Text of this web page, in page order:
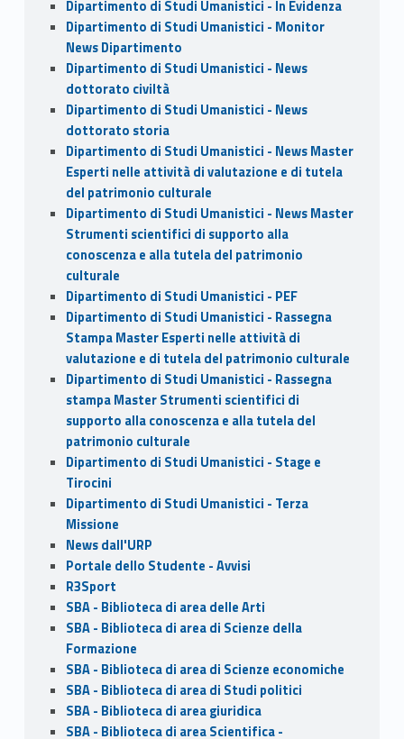
Dipartimento di Studi Umanistici - In Evidenza
Dipartimento di Studi Umanistici - Monitor
News Dipartimento
Dipartimento di Studi Umanistici - News
dottorato civiltà
Dipartimento di Studi Umanistici - News
dottorato storia
Dipartimento di Studi Umanistici - News Master
Esperti nelle attività di valutazione e di tutela
del patrimonio culturale
Dipartimento di Studi Umanistici - News Master
Strumenti scientifici di supporto alla
conoscenza e alla tutela del patrimonio
culturale
Dipartimento di Studi Umanistici - PEF
Dipartimento di Studi Umanistici - Rassegna
Stampa Master Esperti nelle attività di
valutazione e di tutela del patrimonio culturale
Dipartimento di Studi Umanistici - Rassegna
stampa Master Strumenti scientifici di
supporto alla conoscenza e alla tutela del
patrimonio culturale
Dipartimento di Studi Umanistici - Stage e
Tirocini
Dipartimento di Studi Umanistici - Terza
Missione
News dall'URP
Portale dello Studente - Avvisi
R3Sport
SBA - Biblioteca di area delle Arti
SBA - Biblioteca di area di Scienze della
Formazione
SBA - Biblioteca di area di Scienze economiche
SBA - Biblioteca di area di Studi politici
SBA - Biblioteca di area giuridica
SBA - Biblioteca di area Scientifica -